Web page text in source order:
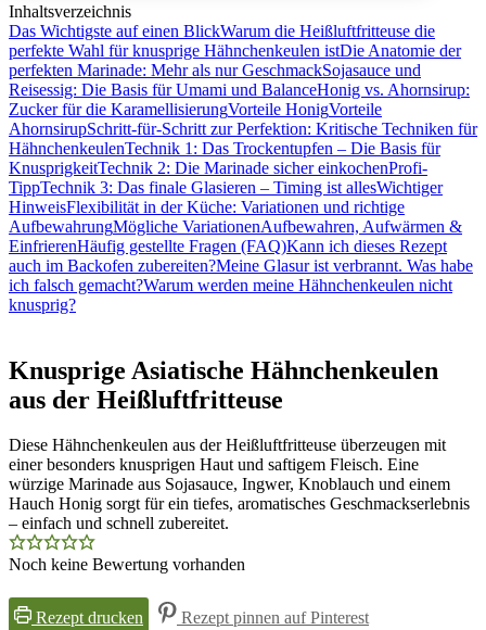
Inhaltsverzeichnis
Das Wichtigste auf einen BlickWarum die Heißluftfritteuse die
perfekte Wahl für knusprige Hähnchenkeulen istDie Anatomie der
perfekten Marinade: Mehr als nur GeschmackSojasauce und
Reisessig: Die Basis für Umami und BalanceHonig vs. Ahornsirup:
Zucker für die KaramellisierungVorteile HonigVorteile
AhornsirupSchritt-für-Schritt zur Perfektion: Kritische Techniken für
HähnchenkeulenTechnik 1: Das Trockentupfen – Die Basis für
KnusprigkeitTechnik 2: Die Marinade sicher einkochenProfi-
TippTechnik 3: Das finale Glasieren – Timing ist allesWichtiger
HinweisFlexibilität in der Küche: Variationen und richtige
AufbewahrungMögliche VariationenAufbewahren, Aufwärmen &
EinfrierenHäufig gestellte Fragen (FAQ)Kann ich dieses Rezept
auch im Backofen zubereiten?Meine Glasur ist verbrannt. Was habe
ich falsch gemacht?Warum werden meine Hähnchenkeulen nicht
knusprig?
Knusprige Asiatische Hähnchenkeulen
aus der Heißluftfritteuse
Diese Hähnchenkeulen aus der Heißluftfritteuse überzeugen mit
einer besonders knusprigen Haut und saftigem Fleisch. Eine
würzige Marinade aus Sojasauce, Ingwer, Knoblauch und einem
Hauch Honig sorgt für ein tiefes, aromatisches Geschmackserlebnis
– einfach und schnell zubereitet.
Noch keine Bewertung vorhanden
Rezept drucken Rezept pinnen auf Pinterest